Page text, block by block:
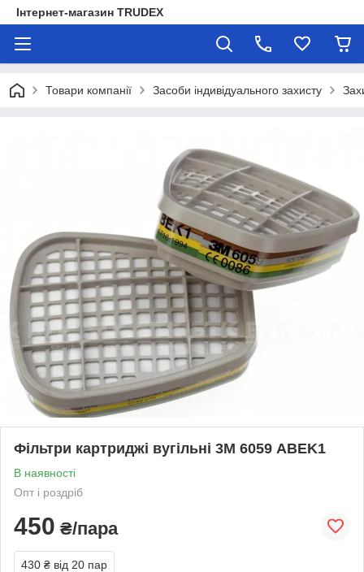
Інтернет-магазин TRUDEX
Товари компанії Засоби індивідуального захисту
Фільтри картриджі вугільні 3М 6059 АBEK1
В наявності
Опт і роздріб
450 ₴/пара
430 ₴ від 20 пар